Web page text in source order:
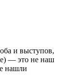
и выступов,
— это не наш
нашли